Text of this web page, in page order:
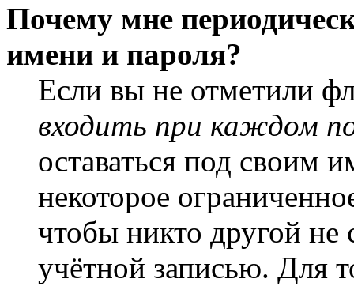
Почему мне
имени и пароля?
Если вы не отметили
входить при каждом
оставаться под своим
некоторое
чтобы никто другой не
учётной записью. Для